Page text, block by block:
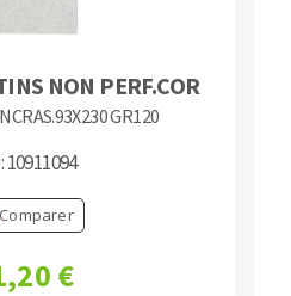
NON PERF.COR
GR120
10911094
Comparer
€